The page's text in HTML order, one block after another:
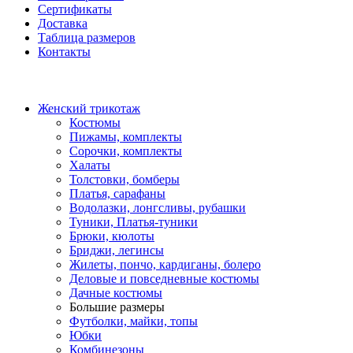
Сертификаты
Доставка
Таблица размеров
Контакты
Женский трикотаж
Костюмы
Пижамы, комплекты
Сорочки, комплекты
Халаты
Толстовки, бомберы
Платья, сарафаны
Водолазки, лонгсливы, рубашки
Туники, Платья-туники
Брюки, кюлоты
Бриджи, легинсы
Жилеты, пончо, кардиганы, болеро
Деловые и повседневные костюмы
Дачные костюмы
Большие размеры
Футболки, майки, топы
Юбки
Комбинезоны